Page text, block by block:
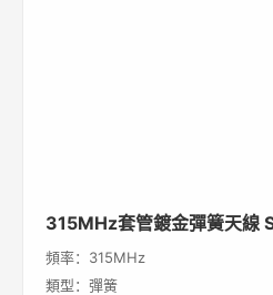
315MHz套管鍍金彈簧天線
頻率：315MHz
類型：彈簧